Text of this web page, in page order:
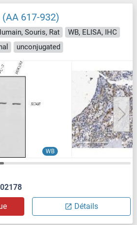
617-932)
Souris, Rat
WB, ELISA, IHC
unconjugated
WB
Détails